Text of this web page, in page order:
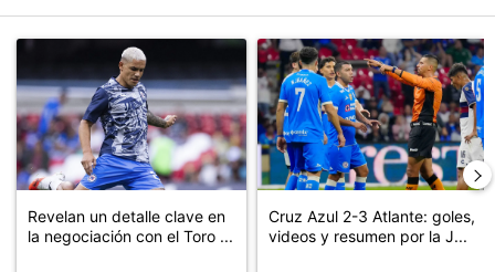
Un artículo de tendencia con el título "Revelan un detalle clave
Revelan un detalle clave en
la negociación con el Toro ...
Un artículo de tendencia con el
Cruz Azul 2-3 Atlante: goles,
videos y resumen por la J...